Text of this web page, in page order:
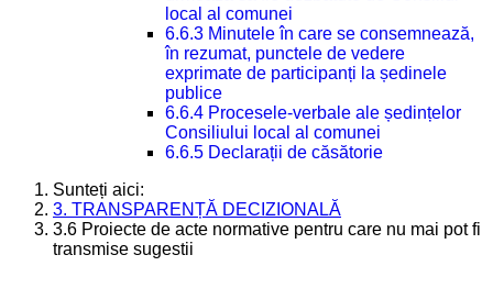
local al comunei
6.6.3 Minutele în care se consemnează,
în rezumat, punctele de vedere
exprimate de participanți la ședinele
publice
6.6.4 Procesele-verbale ale ședințelor
Consiliului local al comunei
6.6.5 Declarații de căsătorie
Sunteți aici:
3. TRANSPARENȚĂ DECIZIONALĂ
3.6 Proiecte de acte normative pentru care nu mai pot fi
transmise sugestii